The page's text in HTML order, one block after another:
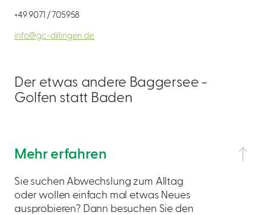
Der etwas andere Baggersee -
Golfen statt Baden
Mehr erfahren
Sie suchen Abwechslung zum Alltag
oder wollen einfach mal etwas Neues
ausprobieren? Dann besuchen Sie den
+49 9071 / 705958
info@gc-dillingen.de